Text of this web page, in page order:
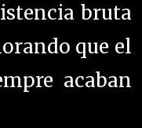
bruta
que el
acaban